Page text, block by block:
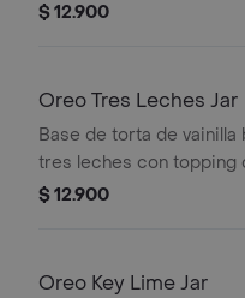
$ 12.900
Oreo Tres Leches Jar
Base de torta de vainilla
tres leches con topping
triturada.
$ 12.900
Oreo Key Lime Jar